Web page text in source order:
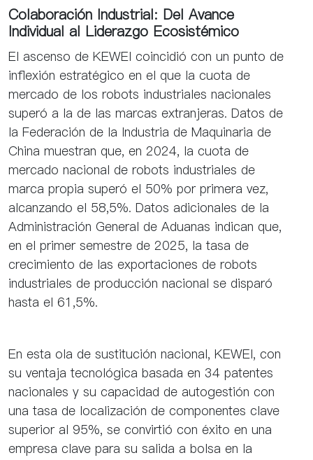
Colaboración Industrial: Del Avance
Individual al Liderazgo Ecosistémico
El ascenso de KEWEI coincidió con un punto de
inflexión estratégico en el que la cuota de
mercado de los robots industriales nacionales
superó a la de las marcas extranjeras. Datos de
la Federación de la Industria de Maquinaria de
China muestran que, en 2024, la cuota de
mercado nacional de robots industriales de
marca propia superó el 50% por primera vez,
alcanzando el 58,5%. Datos adicionales de la
Administración General de Aduanas indican que,
en el primer semestre de 2025, la tasa de
crecimiento de las exportaciones de robots
industriales de producción nacional se disparó
hasta el 61,5%.
En esta ola de sustitución nacional, KEWEI, con
su ventaja tecnológica basada en 34 patentes
nacionales y su capacidad de autogestión con
una tasa de localización de componentes clave
superior al 95%, se convirtió con éxito en una
empresa clave para su salida a bolsa en la